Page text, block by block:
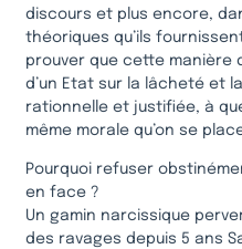
discours et plus encore,
théoriques qu’ils
prouver que cette manière
d’un Etat sur la lâcheté et
rationnelle et justifiée, à
même morale qu’on se
Pourquoi refuser
en face ?
Un gamin narcissique
des ravages depuis 5 ans